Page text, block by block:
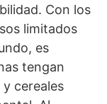
Con los
limitados
es
tengan
cereales